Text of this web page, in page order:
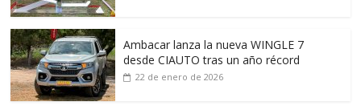
Ambacar lanza la nueva WINGLE 7
desde CIAUTO tras un año récord
22 de enero de 2026